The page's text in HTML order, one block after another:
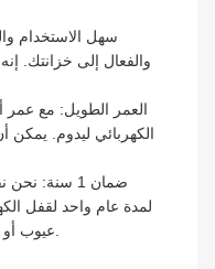
سهل الاستخدام
والفعال إلى خزانتك. إنه
الكهربائي ليدوم.
ضمان 1 سنة:
لمدة عام واحد لقفل
عيوب أو مشكلات، سنقدم استبدالًا أو إصلاحًا.